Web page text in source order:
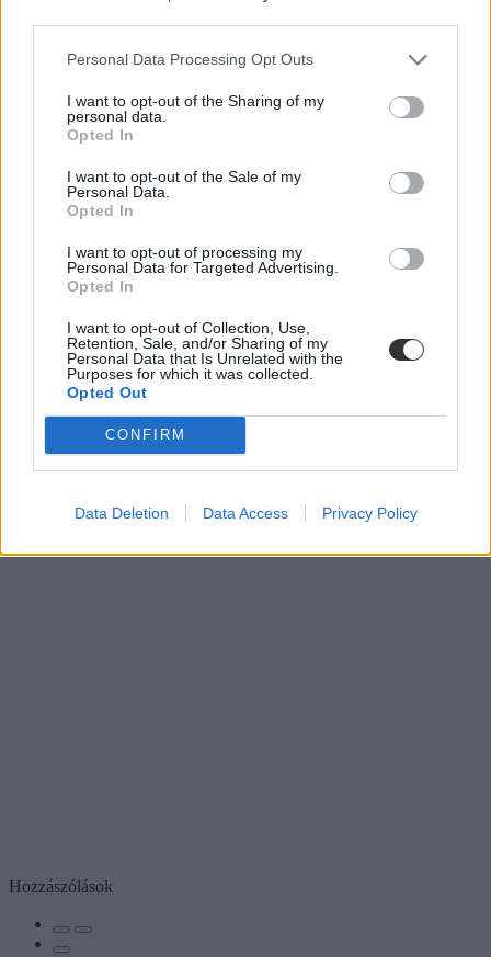
Personal Data Processing Opt Outs
I want to opt-out of the Sharing of my
personal data.
Opted In
I want to opt-out of the Sale of my
Personal Data.
Opted In
I want to opt-out of processing my
Personal Data for Targeted Advertising.
Opted In
I want to opt-out of Collection, Use,
Retention, Sale, and/or Sharing of my
Personal Data that Is Unrelated with the
Purposes for which it was collected.
Opted Out
CONFIRM
Data Deletion Data Access Privacy Policy
Hozzászólások